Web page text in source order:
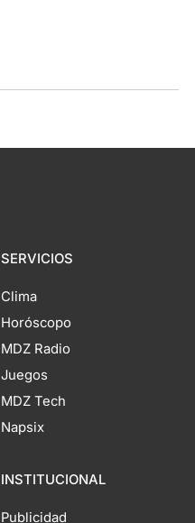
SERVICIOS
Clima
Horóscopo
MDZ Radio
Juegos
MDZ Tech
Napsix
INSTITUCIONAL
Publicidad